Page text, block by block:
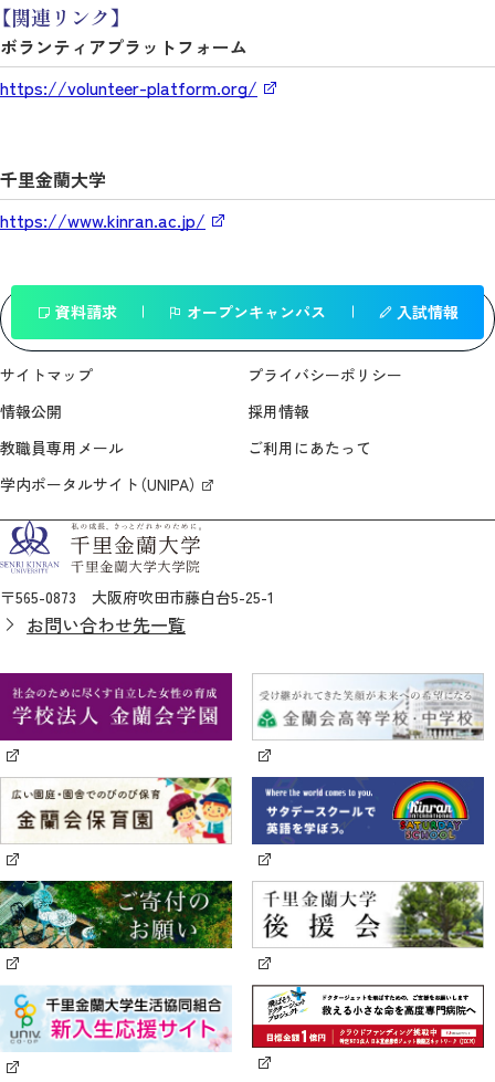
【関連リンク】
ボランティアプラットフォーム
https://volunteer-platform.org/
千里金蘭大学
https://www.kinran.ac.jp/
一覧へ戻る
資料請求 オープンキャンパス 入試情報
サイトマップ
プライバシーポリシー
情報公開
採用情報
教職員専用メール
ご利用にあたって
学内ポータルサイト（UNIPA）
〒565-0873 大阪府吹田市藤白台5-25-1
お問い合わせ先一覧